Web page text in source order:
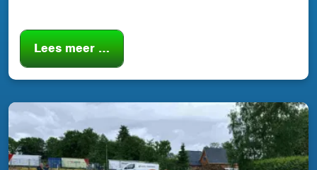
Lees meer …